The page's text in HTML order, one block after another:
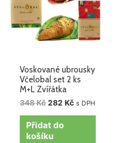
Voskované ubrousky
Včelobal set 2 ks
M+L Zvířátka
348Kč 282 Kč s DPH
Přidat do
košíku